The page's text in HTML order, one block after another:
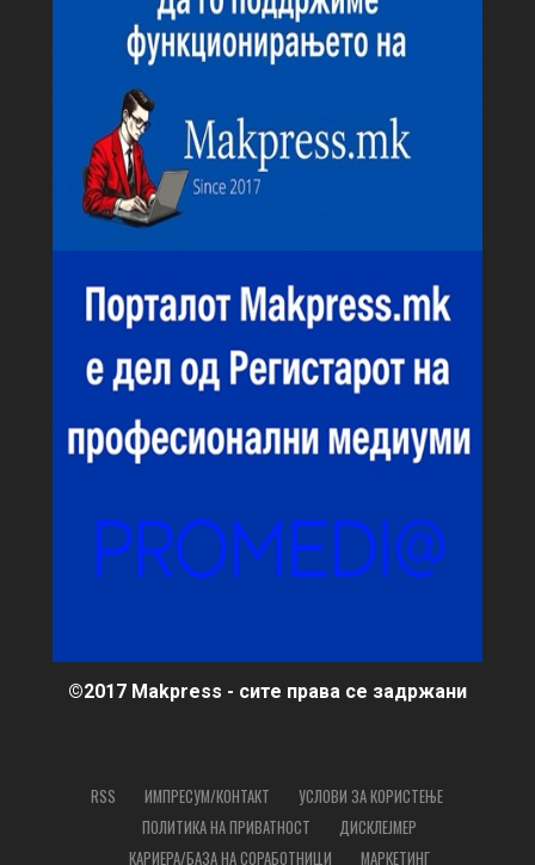
©2017 Makpress - сите права се задржани
RSS ИМПРЕСУМ/КОНТАКТ
УСЛОВИ ЗА КОРИСТЕЊЕ
ПОЛИТИКА НА ПРИВАТНОСТ
ДИСКЛЕЈМЕР
КАРИЕРА/БАЗА НА СОРАБОТНИЦИ
МАРКЕТИНГ